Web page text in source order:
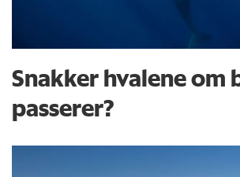
Snakker hvalene om
passerer?